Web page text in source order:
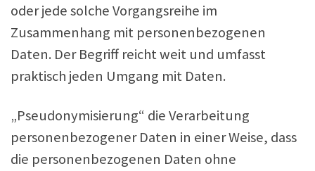
oder jede solche Vorgangsreihe im
Zusammenhang mit personenbezogenen
Daten. Der Begriff reicht weit und umfasst
praktisch jeden Umgang mit Daten.
„Pseudonymisierung“ die Verarbeitung
personenbezogener Daten in einer Weise, dass
die personenbezogenen Daten ohne